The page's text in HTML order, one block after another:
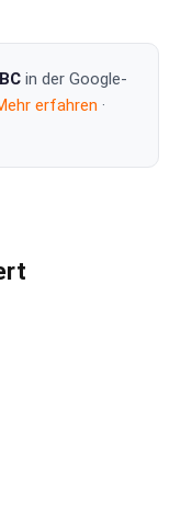
in der Google-
erfahren ·